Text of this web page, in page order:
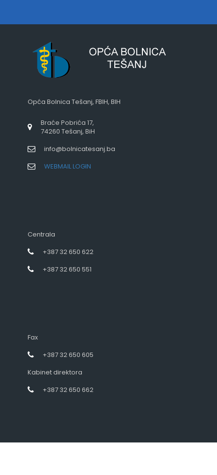
Opća Bolnica Tešanj, FBIH, BIH
Braće Pobrića 17,
74260 Tešanj, BiH
info@bolnicatesanj.ba
WEBMAIL LOGIN
Centrala
+387 32 650 622
+387 32 650 551
Fax
+387 32 650 605
Kabinet direktora
+387 32 650 662